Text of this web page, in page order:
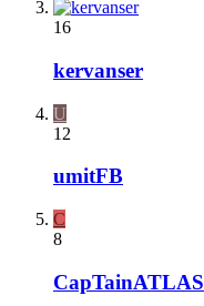
16
kervanser
U
12
umitFB
C
8
CapTainATLAS